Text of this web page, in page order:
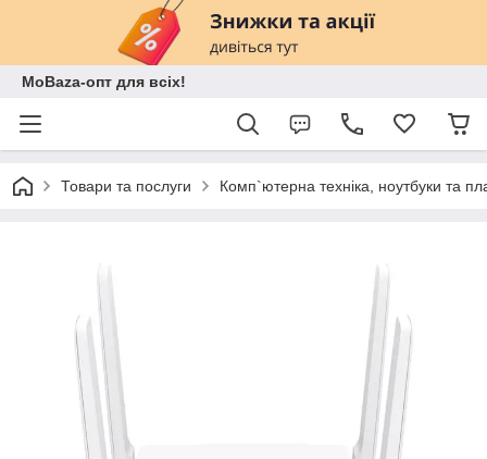
MoBaza-опт для всіх!
Товари та послуги Комп`ютерна техніка, ноутбуки та